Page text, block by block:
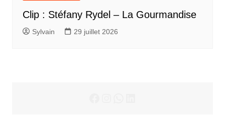
Clip : Stéfany Rydel – La Gourmandise
Sylvain 29 juillet 2026